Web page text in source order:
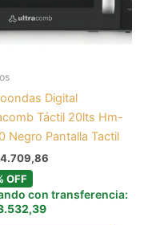
Digital
Táctil 20lts Hm-
Negro Pantalla Tactil
OFF
con transferencia: